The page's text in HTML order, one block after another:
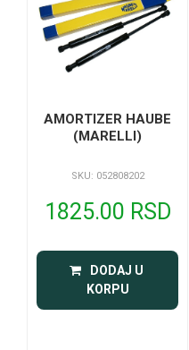
AMORTIZER HAUBE
(MARELLI)
SKU: 052808202
1825.00 RSD
DODAJ U
KORPU